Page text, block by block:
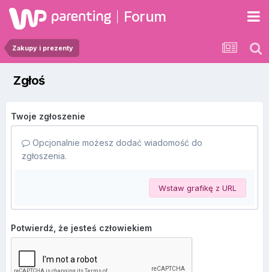
Forum
Zakupy i prezenty
Zgłoś
Twoje zgłoszenie
Opcjonalnie możesz dodać wiadomość do
zgłoszenia.
Wstaw grafikę z URL
Potwierdź, że jesteś człowiekiem